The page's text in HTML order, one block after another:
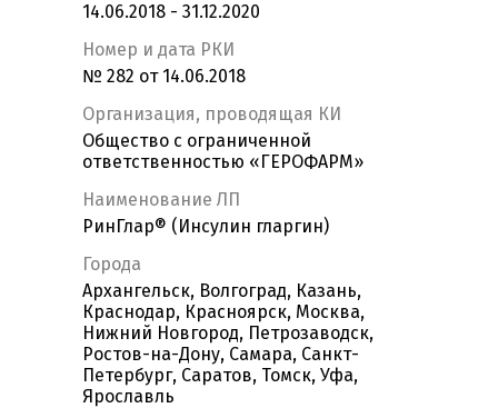
14.06.2018 - 31.12.2020
Номер и дата РКИ
№ 282 от 14.06.2018
Организация, проводящая КИ
Общество с ограниченной
ответственностью «ГЕРОФАРМ»
Наименование ЛП
РинГлар® (Инсулин гларгин)
Города
Архангельск, Волгоград, Казань,
Краснодар, Красноярск, Москва,
Нижний Новгород, Петрозаводск,
Ростов-на-Дону, Самара, Санкт-
Петербург, Саратов, Томск, Уфа,
Ярославль